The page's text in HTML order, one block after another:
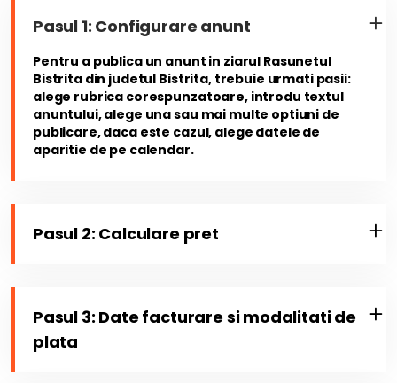
Pasul 1: Configurare anunt
Pentru a publica un anunt in ziarul Rasunetul
Bistrita din judetul Bistrita, trebuie urmati pasii:
alege rubrica corespunzatoare, introdu textul
anuntului, alege una sau mai multe optiuni de
publicare, daca este cazul, alege datele de
aparitie de pe calendar.
Pasul 2: Calculare pret
Pasul 3: Date facturare si modalitati de
plata